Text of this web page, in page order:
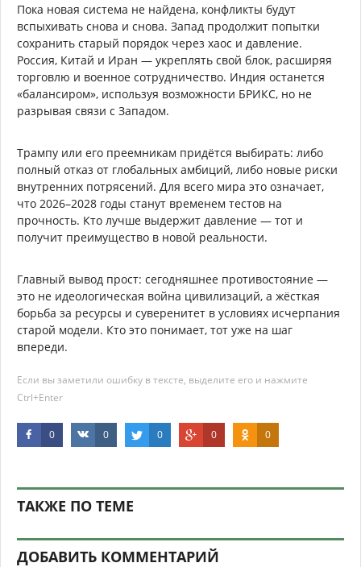
Пока новая система не найдена, конфликты будут
вспыхивать снова и снова. Запад продолжит попытки
сохранить старый порядок через хаос и давление.
Россия, Китай и Иран — укреплять свой блок, расширяя
торговлю и военное сотрудничество. Индия останется
«балансиром», используя возможности БРИКС, но не
разрывая связи с Западом.
Трампу или его преемникам придётся выбирать: либо
полный отказ от глобальных амбиций, либо новые риски
внутренних потрясений. Для всего мира это означает,
что 2026–2028 годы станут временем тестов на
прочность. Кто лучше выдержит давление — тот и
получит преимущество в новой реальности.
Главный вывод прост: сегодняшнее противостояние —
это не идеологическая война цивилизаций, а жёсткая
борьба за ресурсы и суверенитет в условиях исчерпания
старой модели. Кто это понимает, тот уже на шаг
впереди.
Если вы заметили ошибку в тексте, выделите его и нажмите
Ctrl+Enter
0 0 0 0 0
ТАКЖЕ ПО ТЕМЕ
ДОБАВИТЬ КОММЕНТАРИЙ